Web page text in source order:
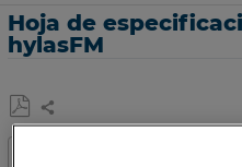
Hoja de
hylasFM
GuardarCompartir